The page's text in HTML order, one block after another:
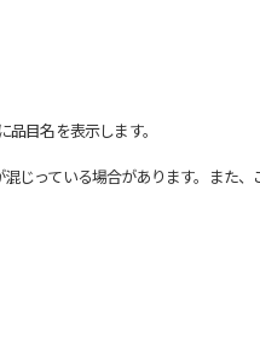
目名を表示します。
っている場合があります。また